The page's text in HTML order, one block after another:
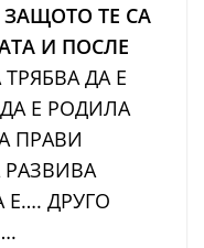
ТЕ СА
И ПОСЛЕ
ДА Е
Е РОДИЛА
ПРАВИ
Е…. ДРУГО